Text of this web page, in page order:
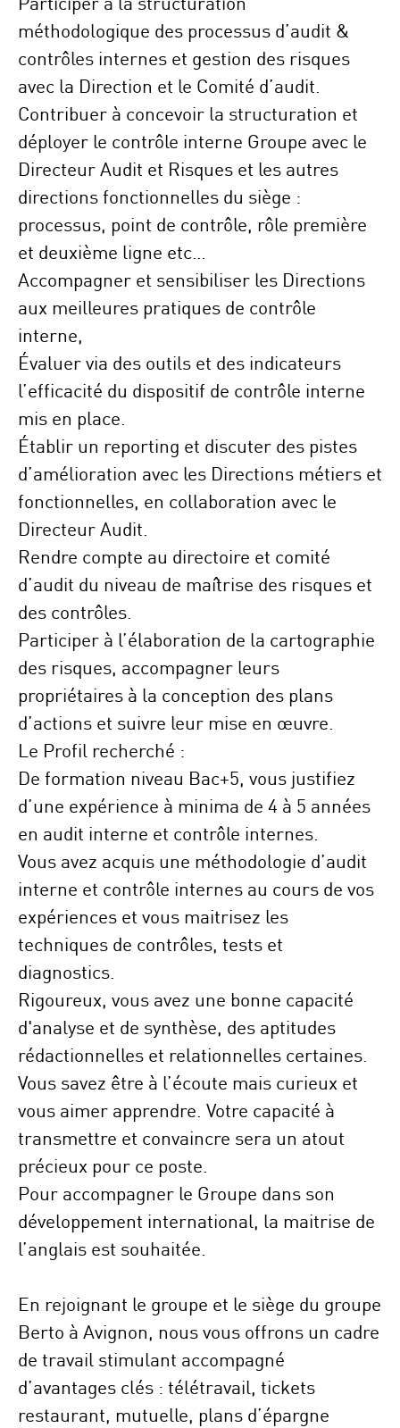
méthodologique des processus d’audit &
contrôles internes et gestion des risques
avec la Direction et le Comité d’audit.
Contribuer à concevoir la structuration et
déployer le contrôle interne Groupe avec le
Directeur Audit et Risques et les autres
directions fonctionnelles du siège :
processus, point de contrôle, rôle première
et deuxième ligne etc…
Accompagner et sensibiliser les Directions
aux meilleures pratiques de contrôle
interne,
Évaluer via des outils et des indicateurs
l’efficacité du dispositif de contrôle interne
mis en place.
Établir un reporting et discuter des pistes
d’amélioration avec les Directions métiers et
fonctionnelles, en collaboration avec le
Directeur Audit.
Rendre compte au directoire et comité
d’audit du niveau de maîtrise des risques et
des contrôles.
Participer à l’élaboration de la cartographie
des risques, accompagner leurs
propriétaires à la conception des plans
d’actions et suivre leur mise en œuvre.
Le Profil recherché :
De formation niveau Bac+5, vous justifiez
d’une expérience à minima de 4 à 5 années
en audit interne et contrôle internes.
Vous avez acquis une méthodologie d’audit
interne et contrôle internes au cours de vos
expériences et vous maitrisez les
techniques de contrôles, tests et
diagnostics.
Rigoureux, vous avez une bonne capacité
d'analyse et de synthèse, des aptitudes
rédactionnelles et relationnelles certaines.
Vous savez être à l’écoute mais curieux et
vous aimer apprendre. Votre capacité à
transmettre et convaincre sera un atout
précieux pour ce poste.
Pour accompagner le Groupe dans son
développement international, la maitrise de
l’anglais est souhaitée.
En rejoignant le groupe et le siège du groupe
Berto à Avignon, nous vous offrons un cadre
de travail stimulant accompagné
d’avantages clés : télétravail, tickets
restaurant, mutuelle, plans d’épargne